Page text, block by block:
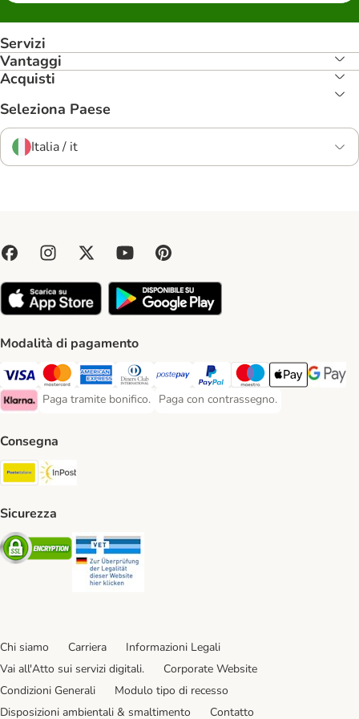
Servizi
Vantaggi
Acquisti
Seleziona Paese
Italia / it
Modalità di pagamento
Paga con Visa. Payment Method
Paga con Mastercard. Payment Method
Paga con American Express. Payment Method
Paga con Diners Club. Payment Method
Paga con Postepay. Payment Method
Paga con PayPal. Payment
Paga con Maestro.
Apple PayGoogle
Klarna Payment Method
Paga tramite bonifico.
Paga tramite bonifico. Payment Method
Paga con contrassegno.
Paga con contrassegno. Payment
Consegna
Poste Italiane. Shipping Method
Sicurezza
Security
Chi siamo Carriera
Informazioni Legali
Vai all'Atto sui servizi digitali.
Corporate Website
Condizioni Generali
Modulo tipo di recesso
Disposizioni ambientali & smaltimento
Contatto